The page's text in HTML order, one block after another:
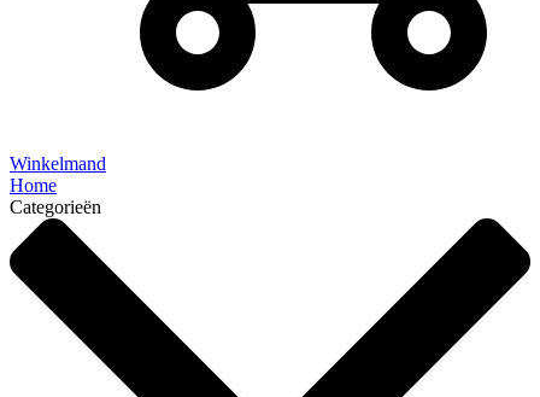
Winkelmand
Home
Categorieën